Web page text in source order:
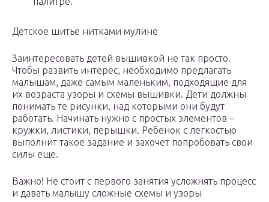
Детское шитье нитками мулине
Заинтересовать детей вышивкой не так просто.
Чтобы развить интерес, необходимо предлагать
малышам, даже самым маленьким, подходящие для
их возраста узоры и схемы вышивки. Дети должны
понимать те рисунки, над которыми они будут
работать. Начинать нужно с простых элементов –
кружки, листики, перышки. Ребенок с легкостью
выполнит такое задание и захочет попробовать свои
силы еще.
Важно! Не стоит с первого занятия усложнять процесс
и давать малышу сложные схемы и узоры